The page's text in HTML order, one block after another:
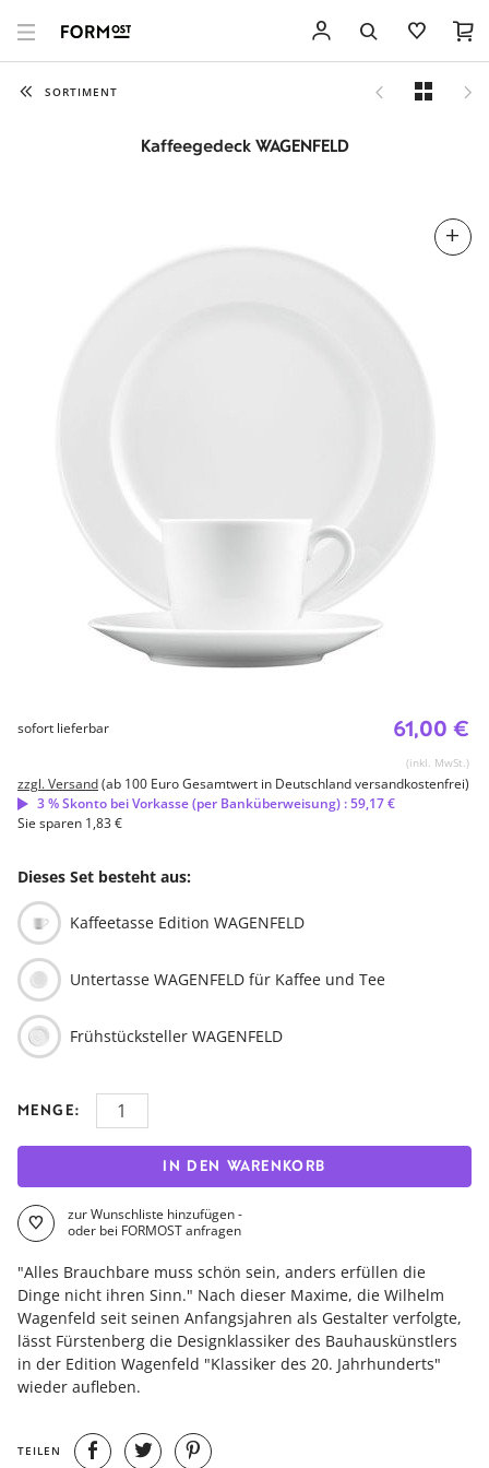
SORTIMENT
Kaffeegedeck WAGENFELD
61,00 €
(inkl. MwSt.)
sofort lieferbar
zzgl. Versand(ab 100 Euro Gesamtwert in Deutschland versandkostenfrei)
3 % Skonto bei Vorkasse (per Banküberweisung) : 59,17 €
Sie sparen 1,83 €
Dieses Set besteht aus:
Kaffeetasse Edition WAGENFELD
Untertasse WAGENFELD für Kaffee und Tee
Frühstücksteller WAGENFELD
MENGE:
IN DEN WARENKORB
zur Wunschliste hinzufügen -
oder bei FORMOST anfragen
"Alles Brauchbare muss schön sein, anders erfüllen die
Dinge nicht ihren Sinn." Nach dieser Maxime, die Wilhelm
Wagenfeld seit seinen Anfangsjahren als Gestalter verfolgte,
lässt Fürstenberg die Designklassiker des Bauhauskünstlers
in der Edition Wagenfeld "Klassiker des 20. Jahrhunderts"
wieder aufleben.
TEILEN